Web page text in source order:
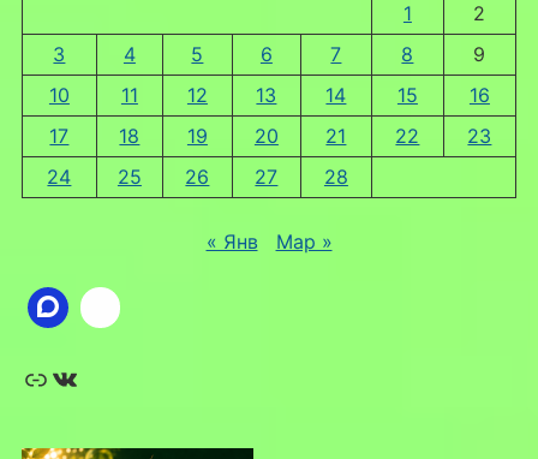
1
2
3
4 5 6 7 8
9
10
11 12 13 14 15
16
17
18 19 20 21 22
23
24
25 26 27 28
« Янв Мар »
Ссылка